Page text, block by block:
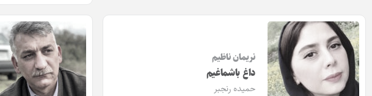
نریمان ناظیم
داغ باشماغیم
حمیده رنجبر